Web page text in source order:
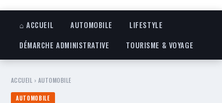
⌂ ACCUEIL AUTOMOBILE
LIFESTYLE
DÉMARCHE ADMINISTRATIVE
TOURISME & VOYAGE
ACCUEIL › AUTOMOBILE
AUTOMOBILE